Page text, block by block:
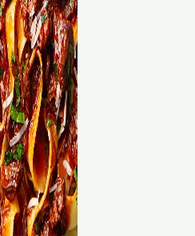
Top 5 des fromages
saison de mai
Le mois de mai est une période
pour les amateurs de fromage.
retour des beaux jours et
lait liée à l’alimentation…
LIRE LA SUITE